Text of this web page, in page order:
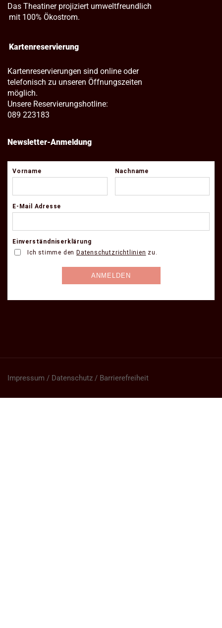
Das Theatiner projiziert umweltfreundlich
mit 100% Ökostrom.
Kartenreservierung
Kartenreservierungen sind online oder
telefonisch zu unseren Öffnungszeiten
möglich.
Unsere Reservierungshotline:
089 223183
Newsletter-Anmeldung
Impressum / Datenschutz / Barrierefreiheit